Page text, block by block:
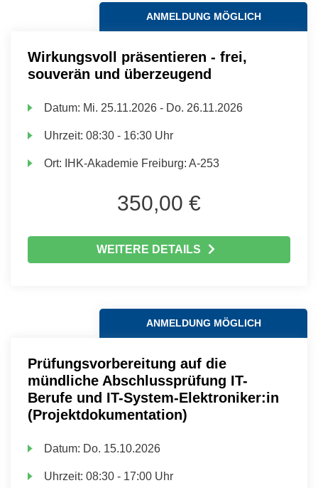
ANMELDUNG MÖGLICH
Wirkungsvoll präsentieren - frei,
souverän und überzeugend
Datum: Mi. 25.11.2026 - Do. 26.11.2026
Uhrzeit:08:30 - 16:30 Uhr
Ort: IHK-Akademie Freiburg: A-253
350,00 €
WEITERE DETAILS
ANMELDUNG MÖGLICH
Prüfungsvorbereitung auf die
mündliche Abschlussprüfung IT-
Berufe und IT-System-Elektroniker:in
(Projektdokumentation)
Datum: Do. 15.10.2026
Uhrzeit:08:30 - 17:00 Uhr